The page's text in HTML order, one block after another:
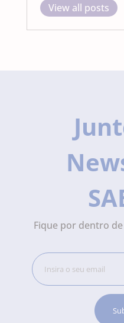
View all posts
Fique por dentro